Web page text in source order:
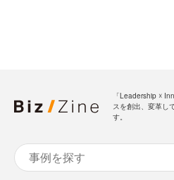
「Leadership ☓
スを創出、変革し
す。